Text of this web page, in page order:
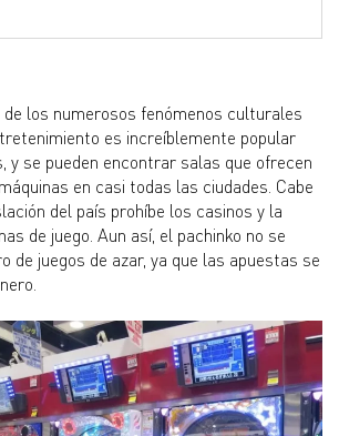
de los numerosos fenómenos culturales
es increíblemente popular
y se pueden encontrar salas que ofrecen
en casi todas las ciudades. Cabe
del país prohíbe los casinos y la
de juego. Aun así, el pachinko no se
de juegos de azar, ya que las apuestas se